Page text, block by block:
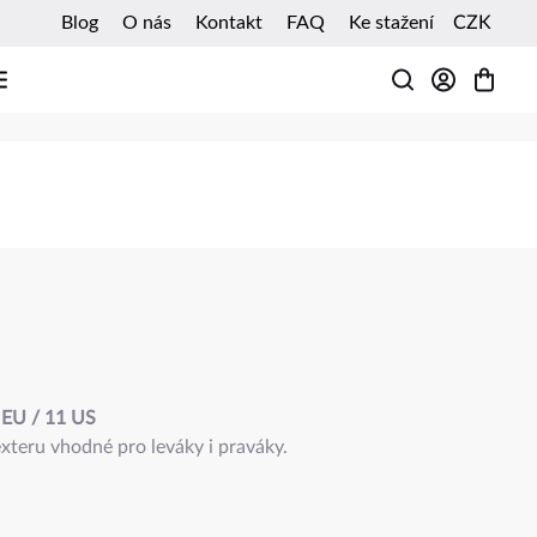
Blog O nás Kontakt FAQ Ke stažení CZK
/ 11 US
vhodné pro leváky i praváky.